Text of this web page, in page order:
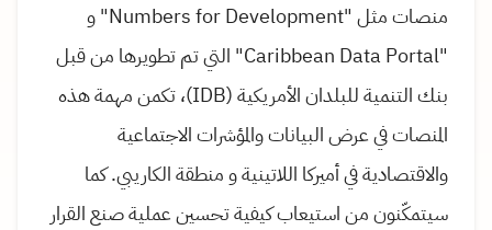
منصات مثل "Numbers for Development" و
"Caribbean Data Portal" التي تم تطويرها من قبل
بنك التنمية للبلدان الأمريكية (IDB)، تكمن مهمة هذه
المنصات في عرض البيانات والمؤشرات الاجتماعية
والاقتصادية في أميركا اللاتينية و منطقة الكاريبي. كما
سيتمكّنون من استيعاب كيفية تحسين عملية صنع القرار